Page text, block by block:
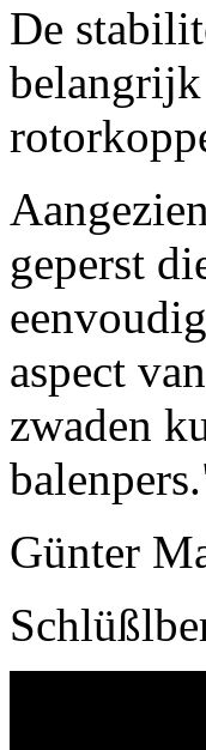
De
geperst
aspect
zwaden
Günter